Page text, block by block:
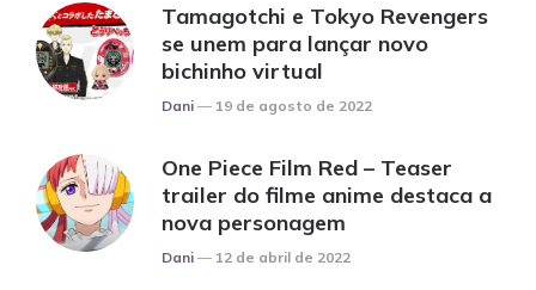
Tamagotchi e Tokyo Revengers
se unem para lançar novo
bichinho virtual
Posted
Dani 19 de agosto de 2022
One Piece Film Red – Teaser
trailer do filme anime destaca a
nova personagem
Posted
Dani 12 de abril de 2022